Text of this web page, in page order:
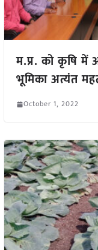
म.प्र. को कृषि में
भूमिका अत्यंत
October 1, 2022